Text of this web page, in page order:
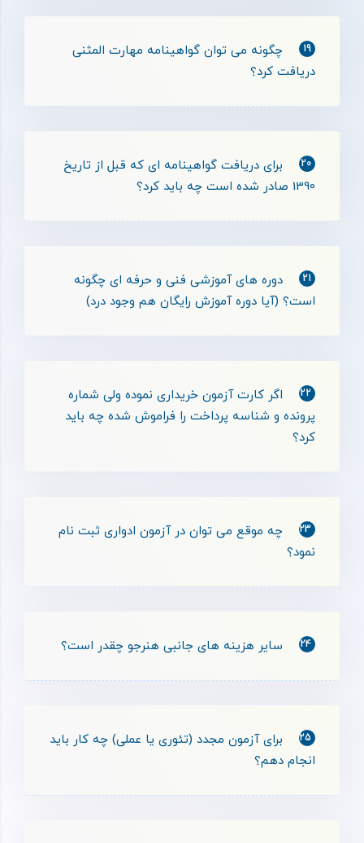
19
چگونه می توان گواهینامه مهارت المثنی
دریافت کرد؟
20
برای دریافت گواهینامه ای که قبل از تاریخ
1390 صادر شده است چه باید کرد؟
21
دوره های آموزشی فنی و حرفه ای چگونه
است؟ (آیا دوره آموزش رایگان هم وجود درد)
22
اگر کارت آزمون خریداری نموده ولی شماره
پرونده و شناسه پرداخت را فراموش شده چه باید
کرد؟
23
چه موقع می توان در آزمون ادواری ثبت نام
نمود؟
24 سایر هزینه های جانبی هنرجو چقدر است؟
25
برای آزمون مجدد (تئوری یا عملی) چه کار باید
انجام دهم؟